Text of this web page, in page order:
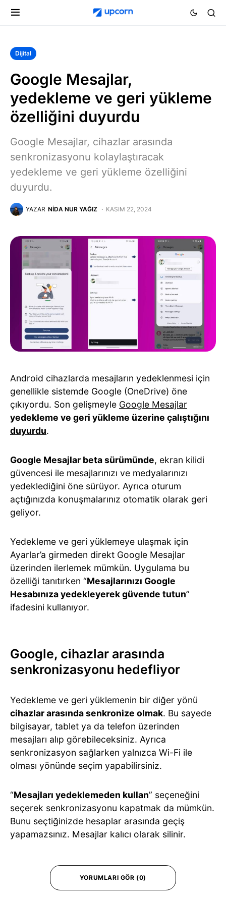
Dijital
Google Mesajlar,
yedekleme ve geri yükleme
özelliğini duyurdu
Google Mesajlar, cihazlar arasında
senkronizasyonu kolaylaştıracak
yedekleme ve geri yükleme özelliğini
duyurdu.
YAZAR NIDA NUR YAĞIZ KASIM 22, 2024
Android cihazlarda mesajların yedeklenmesi için
genellikle sistemde Google (OneDrive) öne
çıkıyordu. Son gelişmeyle Google Mesajlar
yedekleme ve geri yükleme üzerine çalıştığını
duyurdu.
Google Mesajlar beta sürümünde, ekran kilidi
güvencesi ile mesajlarınızı ve medyalarınızı
yedeklediğini öne sürüyor. Ayrıca oturum
açtığınızda konuşmalarınız otomatik olarak geri
geliyor.
Yedekleme ve geri yüklemeye ulaşmak için
Ayarlar’a girmeden direkt Google Mesajlar
üzerinden ilerlemek mümkün. Uygulama bu
özelliği tanıtırken “Mesajlarınızı Google
Hesabınıza yedekleyerek güvende tutun”
ifadesini kullanıyor.
Google, cihazlar arasında
senkronizasyonu hedefliyor
Yedekleme ve geri yüklemenin bir diğer yönü
cihazlar arasında senkronize olmak. Bu sayede
bilgisayar, tablet ya da telefon üzerinden
mesajları alıp görebileceksiniz. Ayrıca
senkronizasyon sağlarken yalnızca Wi-Fi ile
olması yönünde seçim yapabilirsiniz.
“Mesajları yedeklemeden kullan” seçeneğini
seçerek senkronizasyonu kapatmak da mümkün.
Bunu seçtiğinizde hesaplar arasında geçiş
yapamazsınız. Mesajlar kalıcı olarak silinir.
YORUMLARI GÖR (0)